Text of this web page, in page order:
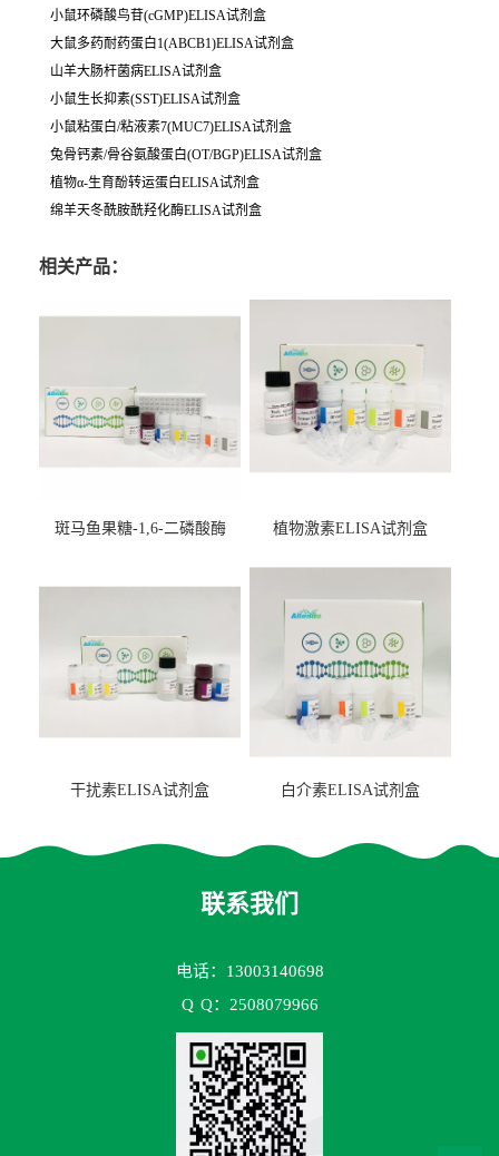
小鼠环磷酸鸟苷(cGMP)ELISA试剂盒
大鼠多药耐药蛋白1(ABCB1)ELISA试剂盒
山羊大肠杆菌病ELISA试剂盒
小鼠生长抑素(SST)ELISA试剂盒
小鼠粘蛋白/粘液素7(MUC7)ELISA试剂盒
兔骨钙素/骨谷氨酸蛋白(OT/BGP)ELISA试剂盒
植物α-生育酚转运蛋白ELISA试剂盒
绵羊天冬酰胺酰羟化酶ELISA试剂盒
相关产品：
斑马鱼果糖-1,6-二磷酸酶
盒
植物激素ELISA试剂盒
干扰素ELISA试剂盒 白介素ELISA试剂盒
联系我们
电话：13003140698
Q Q：2508079966